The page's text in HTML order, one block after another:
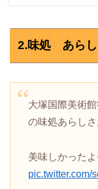
2.味処 あらし
大塚国際美術
の味処あらし
美味しかった
pic.twitter.com/